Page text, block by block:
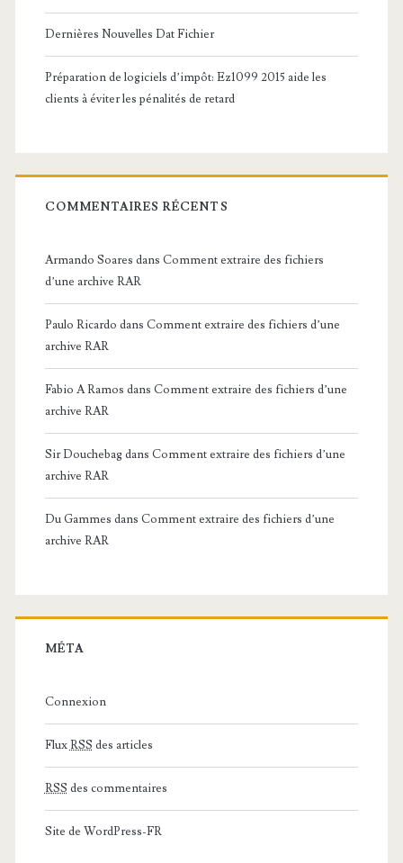
Dernières Nouvelles Dat Fichier
Préparation de logiciels d’impôt: Ez1099 2015 aide les
clients à éviter les pénalités de retard
COMMENTAIRES RÉCENTS
Armando Soares dans Comment extraire des fichiers
d’une archive RAR
Paulo Ricardo dans Comment extraire des fichiers d’une
archive RAR
Fabio A Ramos dans Comment extraire des fichiers d’une
archive RAR
Sir Douchebagdans Comment extraire des fichiers d’une
archive RAR
Du Gammes dans Comment extraire des fichiers d’une
archive RAR
MÉTA
Connexion
FluxRSS des articles
RSS des commentaires
Site de WordPress-FR